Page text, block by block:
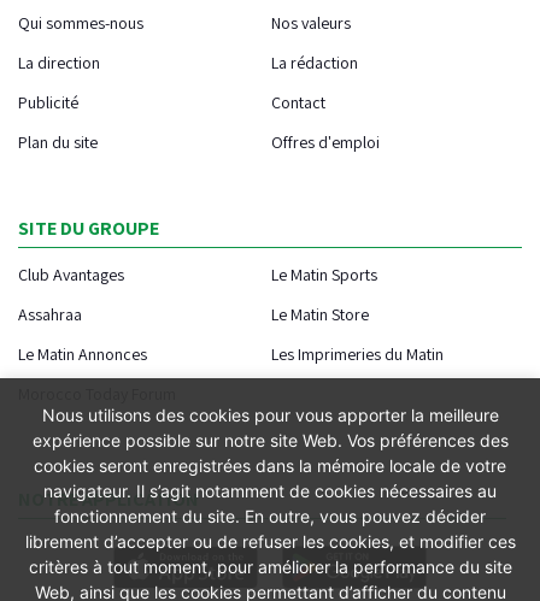
Qui sommes-nous
Nos valeurs
La direction
La rédaction
Publicité
Contact
Plan du site
Offres d'emploi
SITE DU GROUPE
Club Avantages
Le Matin Sports
Assahraa
Le Matin Store
Le Matin Annonces
Les Imprimeries du Matin
NOTRE APPLICATION
Nous utilisons des cookies pour vous apporter la meilleure
expérience possible sur notre site Web. Vos préférences des
cookies seront enregistrées dans la mémoire locale de votre
navigateur. Il s’agit notamment de cookies nécessaires au
fonctionnement du site. En outre, vous pouvez décider
librement d’accepter ou de refuser les cookies, et modifier ces
critères à tout moment, pour améliorer la performance du site
Web, ainsi que les cookies permettant d’afficher du contenu